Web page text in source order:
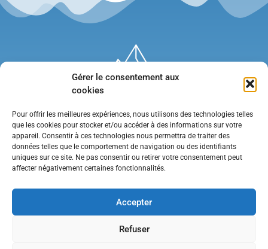
Gérer le consentement aux
cookies
Pour offrir les meilleures expériences, nous utilisons des technologies telles
que les cookies pour stocker et/ou accéder à des informations sur votre
appareil. Consentir à ces technologies nous permettra de traiter des
données telles que le comportement de navigation ou des identifiants
uniques sur ce site. Ne pas consentir ou retirer votre consentement peut
affecter négativement certaines fonctionnalités.
Accepter
Refuser
•Contact